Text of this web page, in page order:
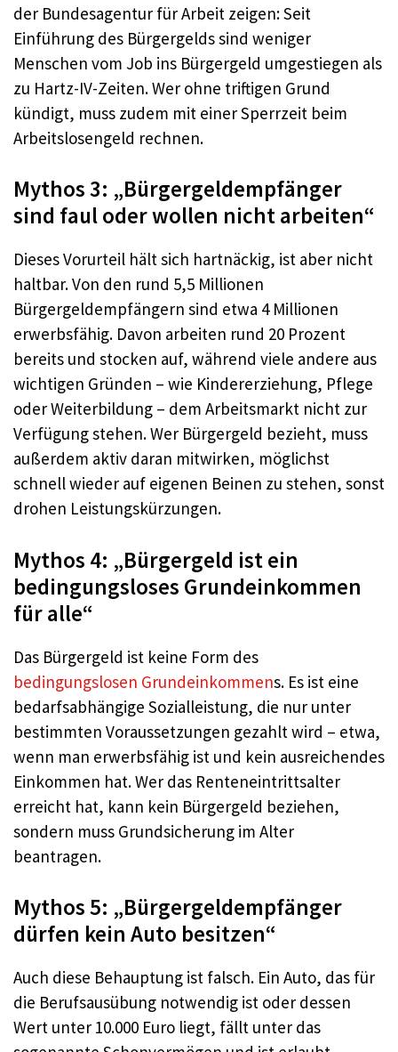
der Bundesagentur für Arbeit zeigen: Seit
Einführung des Bürgergelds sind weniger
Menschen vom Job ins Bürgergeld umgestiegen als
zu Hartz-IV-Zeiten. Wer ohne triftigen Grund
kündigt, muss zudem mit einer Sperrzeit beim
Arbeitslosengeld rechnen.
Mythos 3: „Bürgergeldempfänger
sind faul oder wollen nicht arbeiten“
Dieses Vorurteil hält sich hartnäckig, ist aber nicht
haltbar. Von den rund 5,5 Millionen
Bürgergeldempfängern sind etwa 4 Millionen
erwerbsfähig. Davon arbeiten rund 20 Prozent
bereits und stocken auf, während viele andere aus
wichtigen Gründen – wie Kindererziehung, Pflege
oder Weiterbildung – dem Arbeitsmarkt nicht zur
Verfügung stehen. Wer Bürgergeld bezieht, muss
außerdem aktiv daran mitwirken, möglichst
schnell wieder auf eigenen Beinen zu stehen, sonst
drohen Leistungskürzungen.
Mythos 4: „Bürgergeld ist ein
bedingungsloses Grundeinkommen
für alle“
Das Bürgergeld ist keine Form des
bedingungslosen Grundeinkommens. Es ist eine
bedarfsabhängige Sozialleistung, die nur unter
bestimmten Voraussetzungen gezahlt wird – etwa,
wenn man erwerbsfähig ist und kein ausreichendes
Einkommen hat. Wer das Renteneintrittsalter
erreicht hat, kann kein Bürgergeld beziehen,
sondern muss Grundsicherung im Alter
beantragen.
Mythos 5: „Bürgergeldempfänger
dürfen kein Auto besitzen“
Auch diese Behauptung ist falsch. Ein Auto, das für
die Berufsausübung notwendig ist oder dessen
Wert unter 10.000 Euro liegt, fällt unter das